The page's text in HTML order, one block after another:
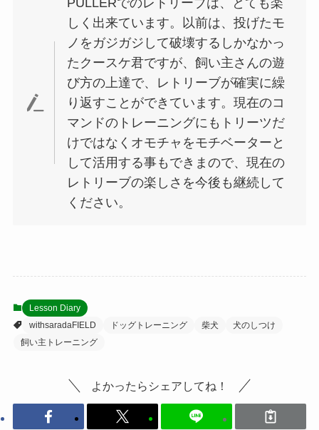
しく出来ています。以前は、投げたモ
ノをガジガジして破壊するしかなかっ
たクースケ君ですが、飼い主さんの遊
び方の上達で、レトリーブが確実に繰
り返すことができています。現在のコ
マンドのトレーニングにもトリーツだ
けではなくオモチャをモチベーターと
して活用する事もできまので、現在の
レトリーブの楽しさを今後も継続して
ください。
Lesson Diary
withsaradaFIELD
ドッグトレーニング 柴犬
犬のしつけ
飼い主トレーニング
よかったらシェアしてね！